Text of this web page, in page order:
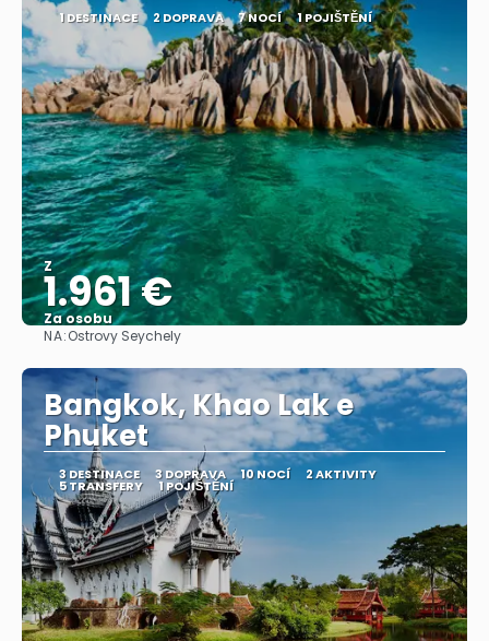
1 DESTINACE 2 DOPRAVA 7 NOCÍ 1 POJIŠTĚNÍ
Z
1.961 €
Za osobu
NA:Ostrovy Seychely
Bangkok, Khao Lak e
Phuket
3 DESTINACE 3 DOPRAVA 10 NOCÍ 2 AKTIVITY
5 TRANSFERY 1 POJIŠTĚNÍ